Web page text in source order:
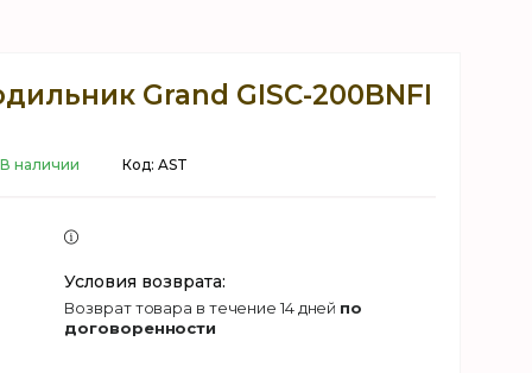
Grand GISC-200BNFI
В наличии Код: AST
возврат товара в течение 14 дней по
договоренности